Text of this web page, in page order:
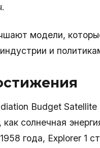
модели,
и
Budget
солнечная
года, Explorer 1